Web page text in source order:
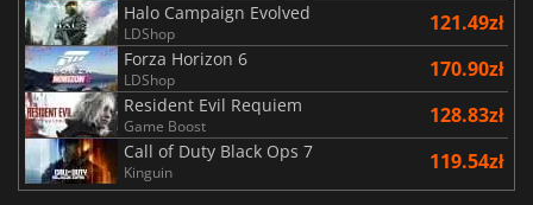
Halo Campaign Evolved
LDShop 121.49zł
Forza Horizon 6
LDShop 170.90zł
Resident Evil Requiem
Game Boost 128.83zł
Call of Duty Black Ops 7
Kinguin 119.54zł